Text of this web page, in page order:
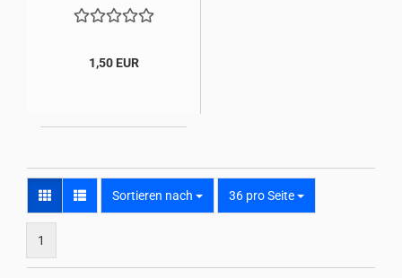
1,50 EUR
Sortieren nach
Sortieren nach 36 pro Seite
pro Seite
1